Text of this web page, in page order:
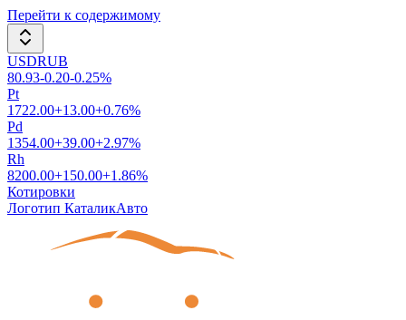
Перейти к содержимому
USDRUB
80.93-0.20-0.25%
Pt
1722.00+13.00+0.76%
Pd
1354.00+39.00+2.97%
Rh
8200.00+150.00+1.86%
Котировки
Логотип КаталикАвто